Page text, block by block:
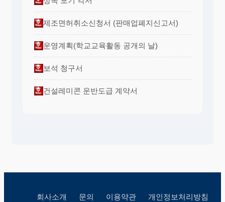
제조면허취소신청서 (판매업폐지신고서)
운영계획(학교교육활동 공개의 날)
보석 청구서
건설레미콘 운반도급 계약서
회사소개 문의 이용약관 개인정보처리방침